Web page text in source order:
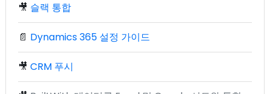
🎥 슬랙 통합
📄 Dynamics 365 설정 가이드
🎥 CRM 푸시